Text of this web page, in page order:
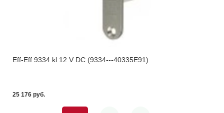
Eff-Eff 9334 kl 12 V DC (9334---40335E91)
25 176 pуб.